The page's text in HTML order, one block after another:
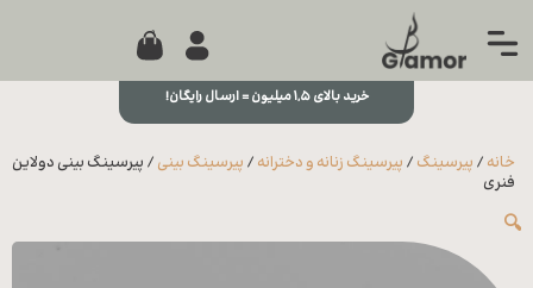
جستجو...
مجله
0
خرید بالای ۱,۵ میلیون = ارسال رایگان!
خانه / پیرسینگ / پیرسینگ زنانه و دخترانه / پیرسینگ بینی / پیرسینگ بینی دولاین
فنری
🔍